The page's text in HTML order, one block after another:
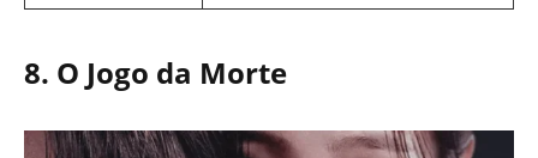
8. O Jogo da Morte